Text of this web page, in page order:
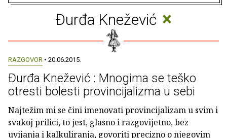
Đurđa Knežević ×
RAZGOVOR • 20.06.2015.
Đurđa Knežević : Mnogima se teško
otresti bolesti provincijalizma u sebi
Najtežim mi se čini imenovati provincijalizam u svim i
svakoj prilici, to jest, glasno i razgovijetno, bez
uvijanja i kalkuliranja, govoriti precizno o njegovim